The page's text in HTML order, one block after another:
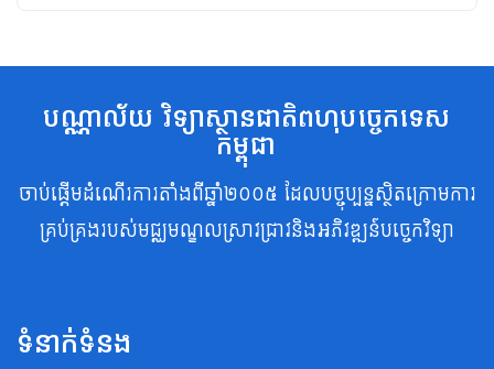
បណ្ណាល័យ វិទ្យាស្ថានជាតិពហុបច្ចេកទេស
កម្ពុជា
ចាប់ផ្តើមដំណើរការតាំងពីឆ្នាំ២០០៥ ដែលបច្ចុប្បន្នស្ថិតក្រោមការ
គ្រប់គ្រងរបស់មជ្ឈមណ្ឌលស្រាវជ្រាវនិងអភិវឌ្ឍន៍បច្ចេកវិទ្យា
ទំនាក់ទំនង